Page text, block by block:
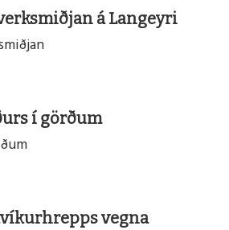
á Langeyri
í görðum
vegna